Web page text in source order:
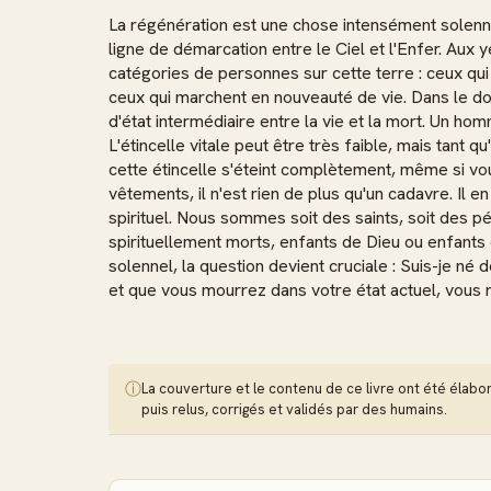
La régénération est une chose intensément
ligne de démarcation entre le Ciel et l'Enfer. Aux
catégories de personnes sur cette terre : ceux
ceux qui marchent en nouveauté de vie. Dans le
d'état intermédiaire entre la vie et la mort. Un
L'étincelle vitale peut être très faible, mais tant
cette étincelle s'éteint complètement, même si
vêtements, il n'est rien de plus qu'un cadavre. Il
spirituel. Nous sommes soit des saints, soit des
spirituellement morts, enfants de Dieu ou
solennel, la question devient cruciale : Suis-je né
et que vous mourrez dans votre état actuel,
ⓘLa couverture et le contenu de ce livre ont été
puis relus, corrigés et validés par des humains.